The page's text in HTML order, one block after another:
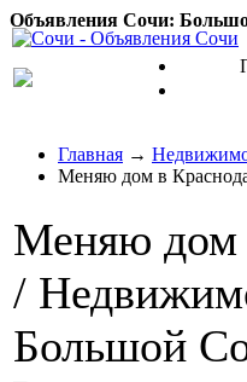
Объявления Сочи:
Главная →
Меняю дом в
Меняю дом
/
Большой